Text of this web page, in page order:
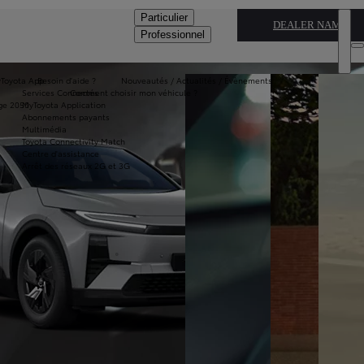
Particulier
Professionnel
DEALER NAME
App
Services Connectés
MyToyota Application
Abonnements payants
Multimédia
Toyota Connectivity Match
Centre d'assistance
Arrêt des réseaux 2G et 3G
Besoin d'aide ?
Comment choisir mon véhicule ?
2050
Nouveautés / Actualités / Évènements